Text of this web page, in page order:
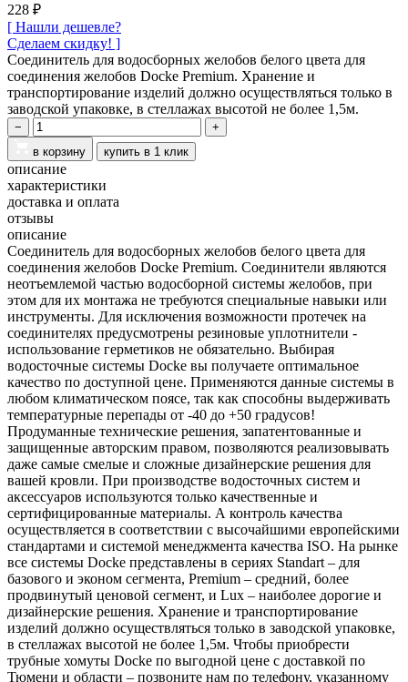
228 ₽
[ Нашли дешевле?
Сделаем скидку! ]
Соединитель для водосборных желобов белого цвета для
соединения желобов Docke Premium. Хранение и
транспортирование изделий должно осуществляться только в
заводской упаковке, в стеллажах высотой не более 1,5м.
−
+
в корзину
купить в 1 клик
описание
характеристики
доставка и оплата
отзывы
описание
Соединитель для водосборных желобов белого цвета для
соединения желобов Docke Premium. Соединители являются
неотъемлемой частью водосборной системы желобов, при
этом для их монтажа не требуются специальные навыки или
инструменты. Для исключения возможности протечек на
соединителях предусмотрены резиновые уплотнители -
использование герметиков не обязательно. Выбирая
водосточные системы Docke вы получаете оптимальное
качество по доступной цене. Применяются данные системы в
любом климатическом поясе, так как способны выдерживать
температурные перепады от -40 до +50 градусов!
Продуманные технические решения, запатентованные и
защищенные авторским правом, позволяются реализовывать
даже самые смелые и сложные дизайнерские решения для
вашей кровли. При производстве водосточных систем и
аксессуаров используются только качественные и
сертифицированные материалы. А контроль качества
осуществляется в соответствии с высочайшими европейскими
стандартами и системой менеджмента качества ISO. На рынке
все системы Docke представлены в сериях Standart – для
базового и эконом сегмента, Premium – средний, более
продвинутый ценовой сегмент, и Lux – наиболее дорогие и
дизайнерские решения. Хранение и транспортирование
изделий должно осуществляться только в заводской упаковке,
в стеллажах высотой не более 1,5м. Чтобы приобрести
трубные хомуты Docke по выгодной цене с доставкой по
Тюмени и области – позвоните нам по телефону, указанному